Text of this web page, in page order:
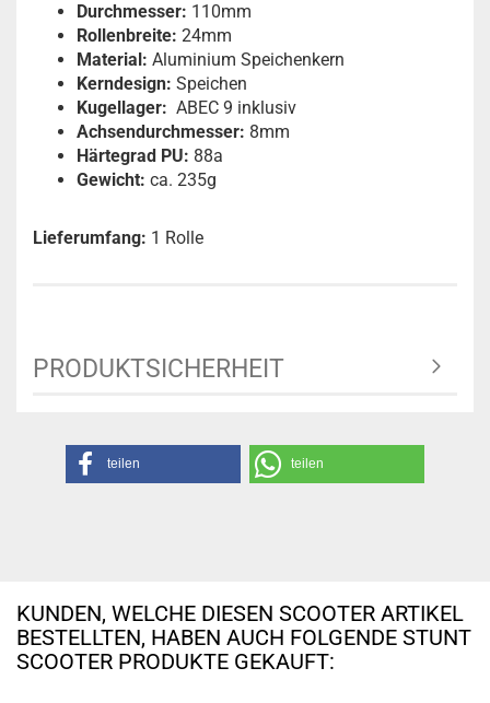
Durchmesser: 110mm
Rollenbreite: 24mm
Material: Aluminium Speichenkern
Kerndesign: Speichen
Kugellager: ABEC 9 inklusiv
Achsendurchmesser: 8mm
Härtegrad PU: 88a
Gewicht: ca. 235g
Lieferumfang: 1 Rolle
PRODUKTSICHERHEIT
teilen teilen
KUNDEN, WELCHE DIESEN SCOOTER ARTIKEL
BESTELLTEN, HABEN AUCH FOLGENDE STUNT
SCOOTER PRODUKTE GEKAUFT: